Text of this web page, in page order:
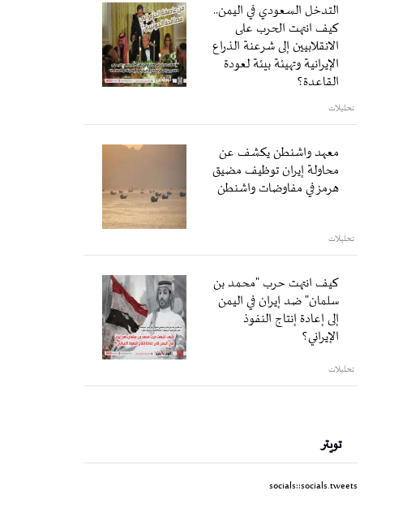
التدخل السعودي في اليمن..
كيف انتهت الحرب على
الانقلابيين إلى شرعنة الذراع
الإيرانية وتهيئة بيئة لعودة
القاعدة؟
تحليلات
معهد واشنطن يكشف عن
محاولة إيران توظيف مضيق
هرمز في مفاوضات واشنطن
تحليلات
كيف انتهت حرب "محمد بن
سلمان" ضد إيران في اليمن
إلى إعادة إنتاج النفوذ
الإيراني؟
تحليلات
تويتر
socials::socials.tweets